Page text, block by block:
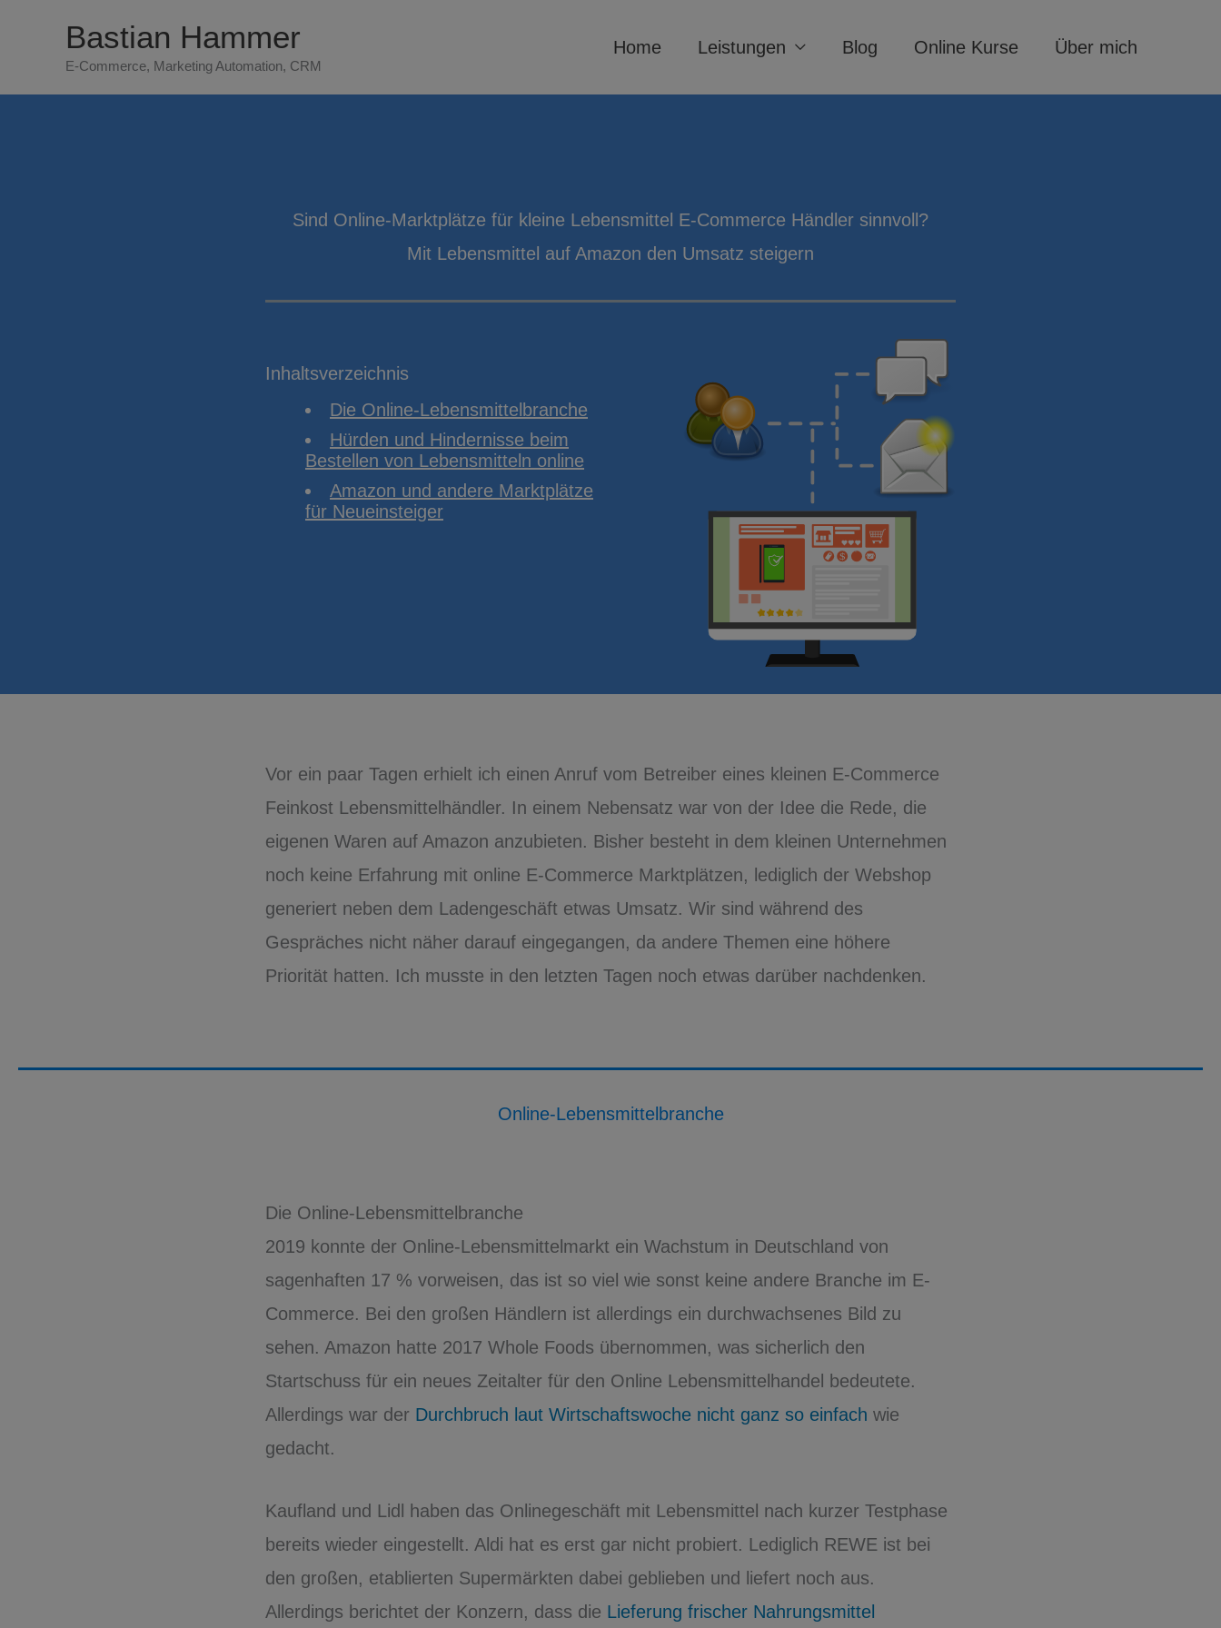
Bastian Hammer
E-Commerce, Marketing Automation, CRM
Home Leistungen Blog Online Kurse Über mich
Sind Online-Marktplätze für kleine Lebensmittel E-Commerce Händler sinnvoll?
Mit Lebensmittel auf Amazon den Umsatz steigern
Inhaltsverzeichnis
Die Online-Lebensmittelbranche
Hürden und Hindernisse beim
Bestellen von Lebensmitteln online
Amazon und andere Marktplätze
für Neueinsteiger
Vor ein paar Tagen erhielt ich einen Anruf vom Betreiber eines kleinen E-Commerce
Feinkost Lebensmittelhändler. In einem Nebensatz war von der Idee die Rede, die
eigenen Waren auf Amazon anzubieten. Bisher besteht in dem kleinen Unternehmen
noch keine Erfahrung mit online E-Commerce Marktplätzen, lediglich der Webshop
generiert neben dem Ladengeschäft etwas Umsatz. Wir sind während des
Gespräches nicht näher darauf eingegangen, da andere Themen eine höhere
Priorität hatten. Ich musste in den letzten Tagen noch etwas darüber nachdenken.
Online-Lebensmittelbranche
Die Online-Lebensmittelbranche
2019 konnte der Online-Lebensmittelmarkt ein Wachstum in Deutschland von
sagenhaften 17 % vorweisen, das ist so viel wie sonst keine andere Branche im E-
Commerce. Bei den großen Händlern ist allerdings ein durchwachsenes Bild zu
sehen. Amazon hatte 2017 Whole Foods übernommen, was sicherlich den
Startschuss für ein neues Zeitalter für den Online Lebensmittelhandel bedeutete.
Allerdings war der Durchbruch laut Wirtschaftswoche nicht ganz so einfach wie
gedacht.
Kaufland und Lidl haben das Onlinegeschäft mit Lebensmittel nach kurzer Testphase
bereits wieder eingestellt. Aldi hat es erst gar nicht probiert. Lediglich REWE ist bei
den großen, etablierten Supermärkten dabei geblieben und liefert noch aus.
Allerdings berichtet der Konzern, dass die Lieferung frischer Nahrungsmittel